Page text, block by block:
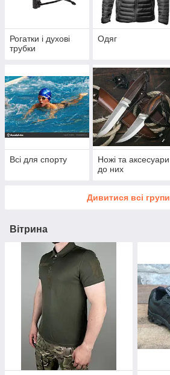
Рогатки і духові
трубки
Одяг
Всі для спорту
Ножі та аксесуари
до них
Дивитися всі групи
Вітрина